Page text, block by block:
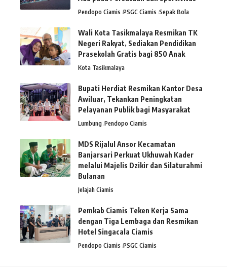
Pendopo Ciamis PSGC Ciamis Sepak Bola
Wali Kota Tasikmalaya Resmikan TK
Negeri Rakyat, Sediakan Pendidikan
Prasekolah Gratis bagi 850 Anak
Kota Tasikmalaya
Bupati Herdiat Resmikan Kantor Desa
Awiluar, Tekankan Peningkatan
Pelayanan Publik bagi Masyarakat
Lumbung Pendopo Ciamis
MDS Rijalul Ansor Kecamatan
Banjarsari Perkuat Ukhuwah Kader
melalui Majelis Dzikir dan Silaturahmi
Bulanan
Jelajah Ciamis
Pemkab Ciamis Teken Kerja Sama
dengan Tiga Lembaga dan Resmikan
Hotel Singacala Ciamis
Pendopo Ciamis PSGC Ciamis